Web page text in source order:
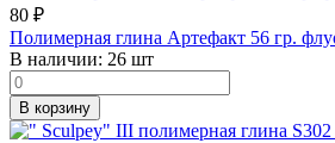
80 ₽
Полимерная глина Артефакт 56 гр.
В наличии: 26 шт
В корзину